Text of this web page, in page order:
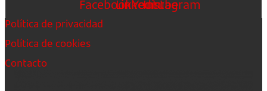
FacebookLinkedin
Youtube
Instagram
Política de privacidad
Política de cookies
Contacto